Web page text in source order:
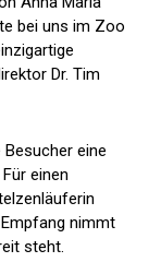
bei uns im Zoo
Dr. Tim
eine
einen
nimmt
steht.